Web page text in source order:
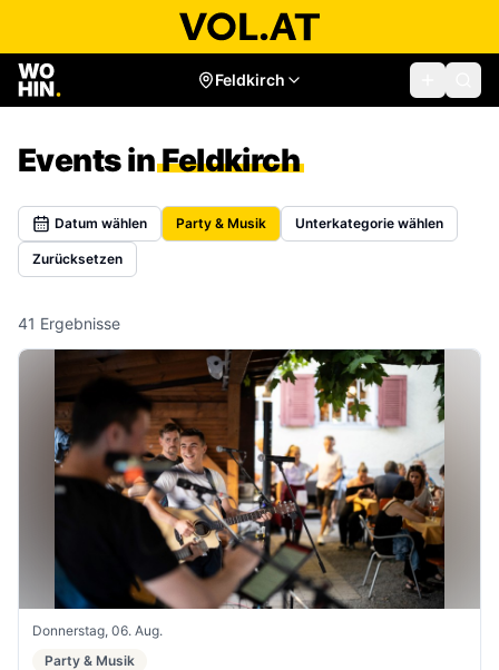
Feldkirch
Events inFeldkirch
Datum wählen Party & Musik Unterkategorie wählen
Zurücksetzen
41 Ergebnisse
Donnerstag, 06. Aug.
Party & Musik